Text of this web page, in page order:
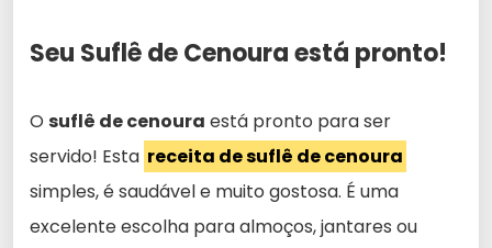
Seu Suflê de Cenoura está pronto!
O suflê de cenoura está pronto para ser
servido! Esta receita de suflê de cenoura
simples, é saudável e muito gostosa. É uma
excelente escolha para almoços, jantares ou